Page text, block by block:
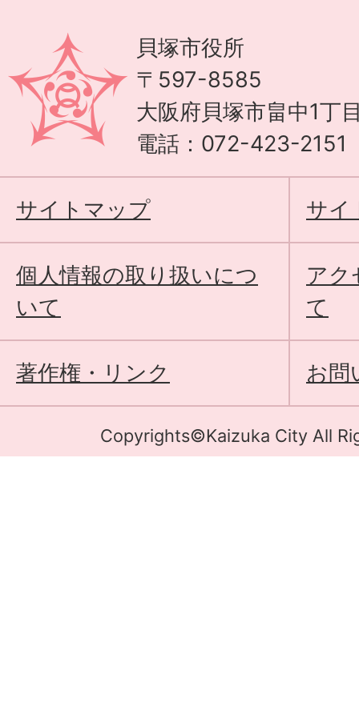
貝塚市役所
〒597-8585
大阪府貝塚市畠中1丁
電話：072-423-2151
サイトマップ サイ
個人情報の取り扱いにつ
いて
アク
て
著作権・リンク お問
Copyrights©Kaizuka City All